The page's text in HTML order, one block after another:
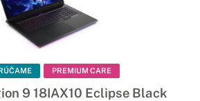
PREMIUM CARE
9 18IAX10 Eclipse Black